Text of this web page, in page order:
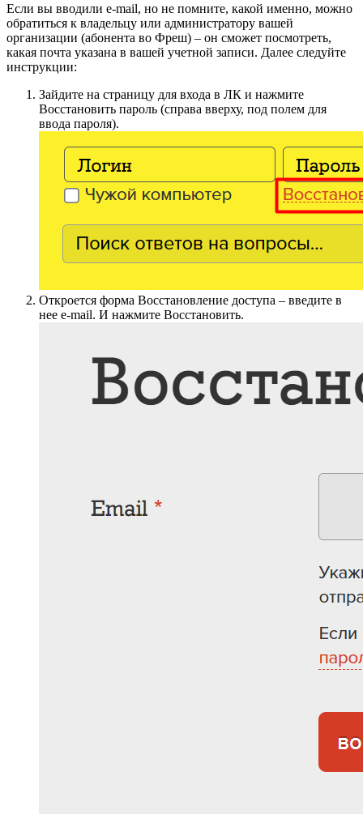
Если вы вводили e-mail, но не помните, какой именно, можно
обратиться к владельцу или администратору вашей
организации (абонента во Фреш) – он сможет посмотреть,
какая почта указана в вашей учетной записи. Далее следуйте
инструкции:
Зайдите на страницу для входа в ЛК и нажмите
Восстановить пароль (справа вверху, под полем для
ввода пароля).
Откроется форма Восстановление доступа – введите в
нее e-mail. И нажмите Восстановить.